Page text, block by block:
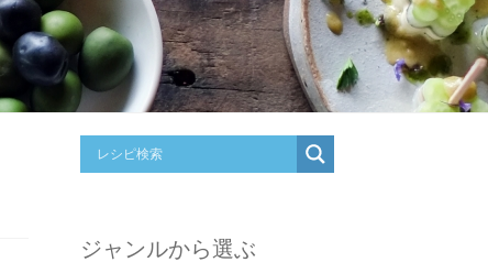
ジャンルから選ぶ